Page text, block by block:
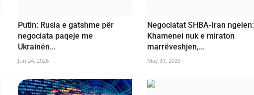
Putin: Rusia e gatshme për
negociata paqeje me
Ukrainën...
Jun 24, 2026
Negociatat SHBA-Iran ngelen:
Khamenei nuk e miraton
marrëveshjen,...
May 31, 2026